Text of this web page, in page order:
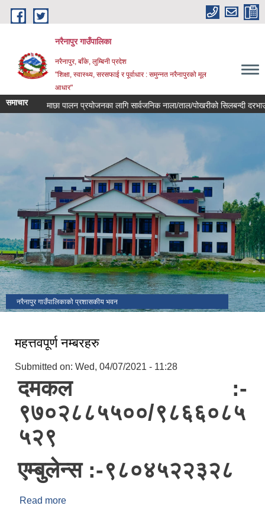
Skip to main content
नरैनापुर गाउँपालिका
नरैनापुर, बाँके, लुम्बिनी प्रदेश
"शिक्षा, स्वास्थ्य, सरसफाई र पूर्वाधार : समुन्नत नरैनापुरको मूल
आधार"
समाचारमाछा पालन प्रयोजनका लागि सार्वजनिक नाला/ताल/पोखरीको सिलबन्दी दरभाउपत्र
नरैनापुर गाउँपालिकाको प्रशासकीय भवन
महत्तवपूर्ण नम्बरहरु
Submitted on: Wed, 04/07/2021 - 11:28
दमकल :-
९७०२८८५५००/९८६६०८५
५२९
एम्बुलेन्स :-९८०४५२२३२८
Read more